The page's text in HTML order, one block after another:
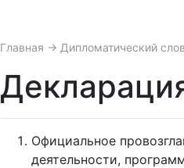
Главная → Дипломатический
Официальное
деятельности,